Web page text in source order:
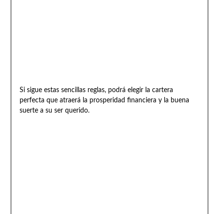
Si sigue estas sencillas reglas, podrá elegir la cartera
perfecta que atraerá la prosperidad financiera y la buena
suerte a su ser querido.